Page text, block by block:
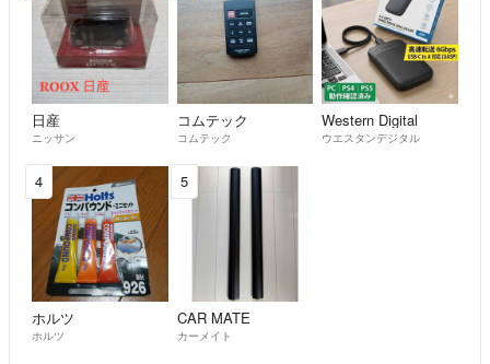
日産
ニッサン
コムテック
コムテック
Western Digital
ウエスタンデジタル
4
ホルツ
ホルツ
5
CAR MATE
カーメイト